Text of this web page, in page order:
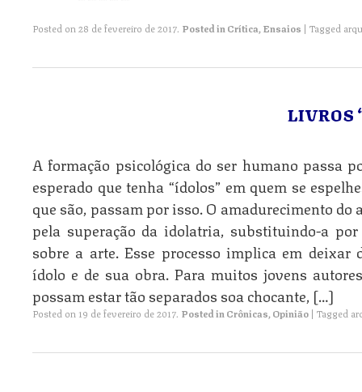
Posted on 28 de fevereiro de 2017. Posted in Crítica, Ensaios | Tagged
LIVROS
A formação psicológica do ser humano passa
esperado que tenha “ídolos” em quem se
que são, passam por isso. O amadurecimento do
pela superação da idolatria, substituindo-a
sobre a arte. Esse processo implica em
ídolo e de sua obra. Para muitos jovens
possam estar tão separados soa chocante, […]
Posted on 19 de fevereiro de 2017. Posted inCrônicas,Opinião | Tagged